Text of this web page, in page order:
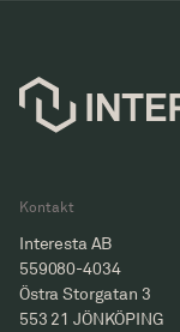
Kontakt
Interesta AB
559080-4034
Östra Storgatan 3
553 21 JÖNKÖPING